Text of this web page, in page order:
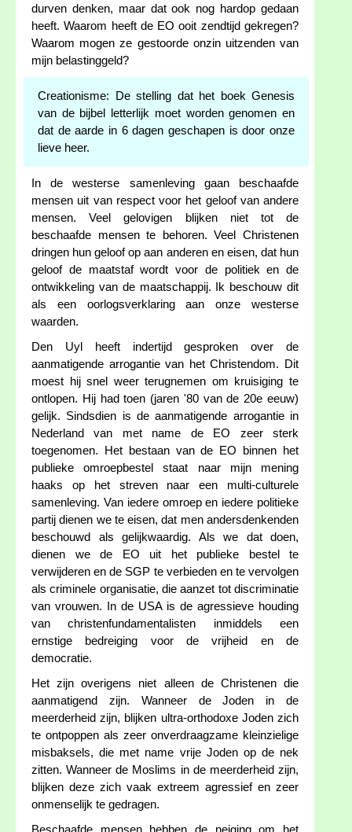
durven denken, maar dat ook nog hardop gedaan
heeft. Waarom heeft de EO ooit zendtijd gekregen?
Waarom mogen ze gestoorde onzin uitzenden van
mijn belastinggeld?
Creationisme: De stelling dat het boek Genesis
van de bijbel letterlijk moet worden genomen en
dat de aarde in 6 dagen geschapen is door onze
lieve heer.
In de westerse samenleving gaan beschaafde
mensen uit van respect voor het geloof van andere
mensen. Veel gelovigen blijken niet tot de
beschaafde mensen te behoren. Veel Christenen
dringen hun geloof op aan anderen en eisen, dat hun
geloof de maatstaf wordt voor de politiek en de
ontwikkeling van de maatschappij. Ik beschouw dit
als een oorlogsverklaring aan onze westerse
waarden.
Den Uyl heeft indertijd gesproken over de
aanmatigende arrogantie van het Christendom. Dit
moest hij snel weer terugnemen om kruisiging te
ontlopen. Hij had toen (jaren '80 van de 20e eeuw)
gelijk. Sindsdien is de aanmatigende arrogantie in
Nederland van met name de EO zeer sterk
toegenomen. Het bestaan van de EO binnen het
publieke omroepbestel staat naar mijn mening
haaks op het streven naar een multi-culturele
samenleving. Van iedere omroep en iedere politieke
partij dienen we te eisen, dat men andersdenkenden
beschouwd als gelijkwaardig. Als we dat doen,
dienen we de EO uit het publieke bestel te
verwijderen en de SGP te verbieden en te vervolgen
als criminele organisatie, die aanzet tot discriminatie
van vrouwen. In de USA is de agressieve houding
van christenfundamentalisten inmiddels een
ernstige bedreiging voor de vrijheid en de
democratie.
Het zijn overigens niet alleen de Christenen die
aanmatigend zijn. Wanneer de Joden in de
meerderheid zijn, blijken ultra-orthodoxe Joden zich
te ontpoppen als zeer onverdraagzame kleinzielige
misbaksels, die met name vrije Joden op de nek
zitten. Wanneer de Moslims in de meerderheid zijn,
blijken deze zich vaak extreem agressief en zeer
onmenselijk te gedragen.